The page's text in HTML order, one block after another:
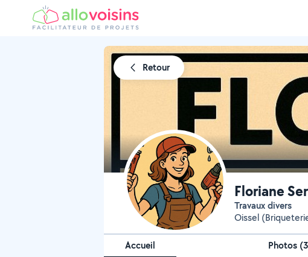
Retour
Floriane
Travaux divers
Oissel
Accueil Photos (3